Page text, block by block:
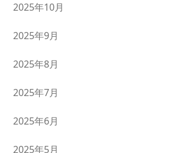
2025年10月
2025年9月
2025年8月
2025年7月
2025年6月
2025年5月